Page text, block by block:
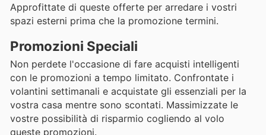
Approfittate di queste offerte per arredare i vostri
spazi esterni prima che la promozione termini.
Promozioni Speciali
Non perdete l'occasione di fare acquisti intelligenti
con le promozioni a tempo limitato. Confrontate i
volantini settimanali e acquistate gli essenziali per la
vostra casa mentre sono scontati. Massimizzate le
vostre possibilità di risparmio cogliendo al volo
queste promozioni.